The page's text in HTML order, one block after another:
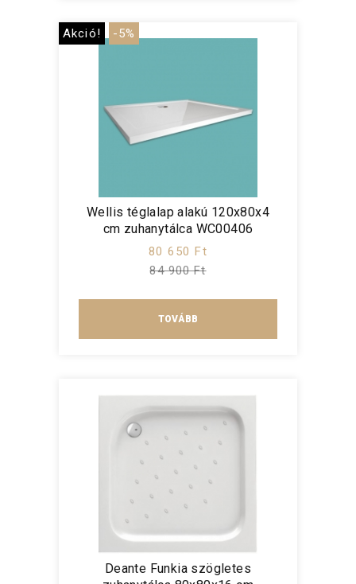
Akció! -5%
Wellis téglalap alakú 120x80x4
cm zuhanytálca WC00406
80 650 Ft
84 900 Ft
TOVÁBB
Deante Funkia szögletes